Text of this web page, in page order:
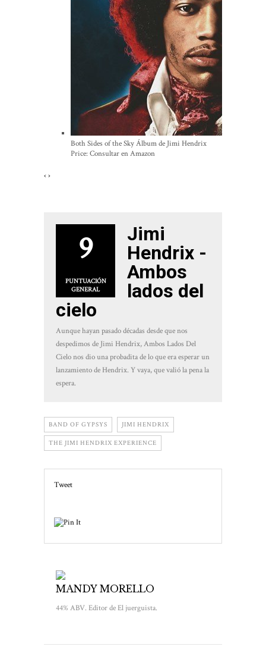
Both Sides of the Sky Álbum de Jimi Hendrix
Price:Consultar en Amazon
‹›
9
PUNTUACIÓN
GENERAL
Jimi
Hendrix -
Ambos
lados del
cielo
Aunque hayan pasado décadas desde que nos
despedimos de Jimi Hendrix, Ambos Lados Del
Cielo nos dio una probadita de lo que era esperar un
lanzamiento de Hendrix. Y vaya, que valió la pena la
espera.
BAND OF GYPSYS JIMI HENDRIX
THE JIMI HENDRIX EXPERIENCE
Tweet
MANDY MORELLO
44% ABV. Editor de El juerguista.